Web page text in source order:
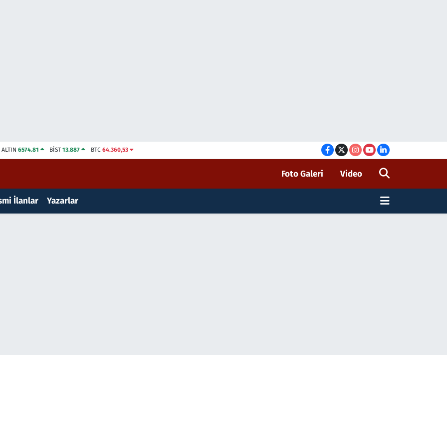
ALTIN 6574.81 BİST13.887 BTC 64.360,53
Foto Galeri Video
İlanlar Yazarlar